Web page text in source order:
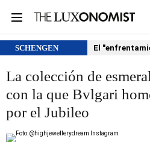
SCHENGEN El
La colección de
con la que Bvlgari
por el Jubileo